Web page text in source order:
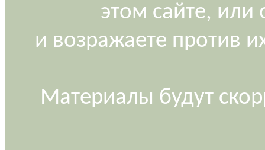
этом сайте, или
и возражаете против
Материалы будут